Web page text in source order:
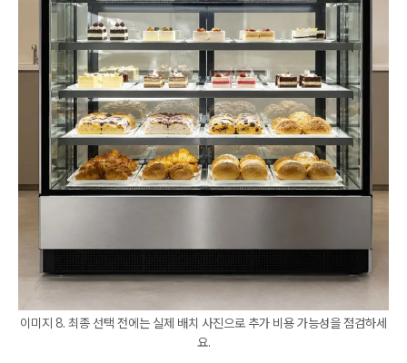
이미지 8. 최종 선택 전에는 실제 배치 사진으로 추가 비용 가능성을 점검하세
요.